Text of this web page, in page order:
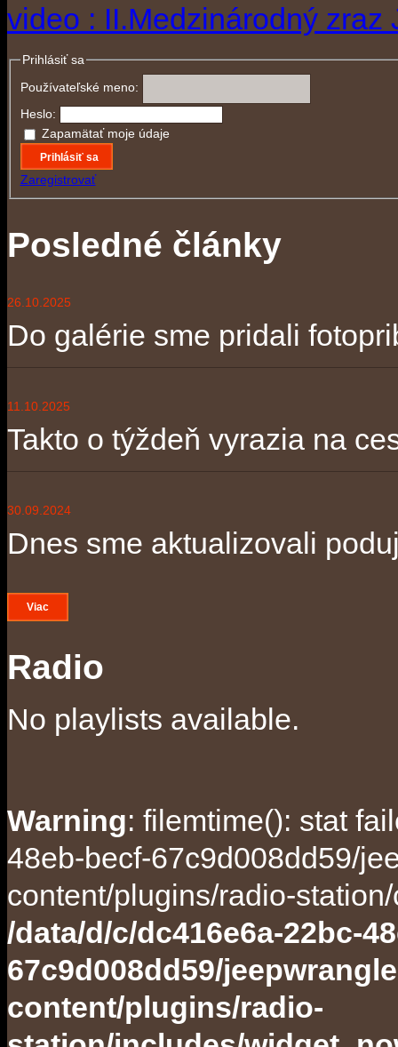
video : II.Medzinárodný zraz
Prihlásiť sa
Používateľské meno:
Heslo:
Zapamätať moje údaje
Prihlásiť sa
Zaregistrovať
Posledné články
26.10.2025
Do galérie sme pridali
11.10.2025
Takto o týždeň vyrazia na
30.09.2024
Dnes sme aktualizovali
Viac
Radio
No playlists available.
Warning: filemtime(): stat
48eb-becf-67c9d008dd59/
content/plugins/radio-
/data/d/c/dc416e6a-22bc-
67c9d008dd59/
content/plugins/radio-